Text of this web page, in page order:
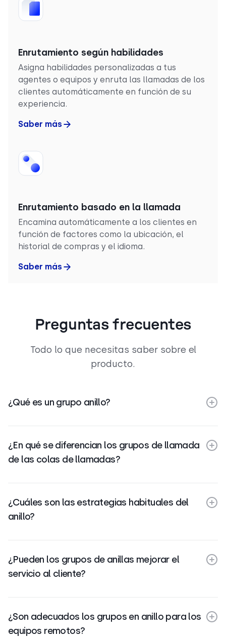
Enrutamiento según habilidades
Asigna habilidades personalizadas a tus
agentes o equipos y enruta las llamadas de los
clientes automáticamente en función de su
experiencia.
Saber más
Enrutamiento basado en la llamada
Encamina automáticamente a los clientes en
función de factores como la ubicación, el
historial de compras y el idioma.
Saber más
Preguntas frecuentes
Todo lo que necesitas saber sobre el
producto.
¿Qué es un grupo anillo?
¿En qué se diferencian los grupos de llamada
de las colas de llamadas?
¿Cuáles son las estrategias habituales del
anillo?
¿Pueden los grupos de anillas mejorar el
servicio al cliente?
¿Son adecuados los grupos en anillo para los
equipos remotos?